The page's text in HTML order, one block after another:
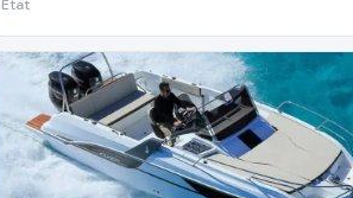
Etat